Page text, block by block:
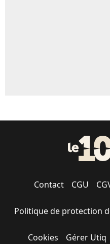
Contact CGU
Politique de protection
Cookies Gérer Utiq